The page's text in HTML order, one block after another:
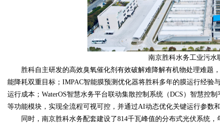
南京胜科水务工业污水
胜科自主研发的高效臭氧催化剂有效破解难降解有机物处理难题
能降耗双重目标；IMPAC智能膜预测优化器将胜科多年的膜运行经
运行成本；WaterOS智慧水务平台联动集散控制系统（DCS）智慧控
等功能模块，实现全流程可视可控，并通过AI动态优化关键运行参数
同时，南京胜科水务配套建设了814千瓦峰值的分布式光伏系统，